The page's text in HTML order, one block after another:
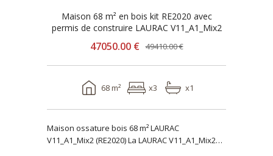
Maison 68 m² en bois kit RE2020 avec
permis de construire LAURAC V11_A1_Mix2
47050.00 € 49410.00 €
68 m² x3 x1
Maison ossature bois 68 m² LAURAC
V11_A1_Mix2 (RE2020) La LAURAC V11_A1_Mix2